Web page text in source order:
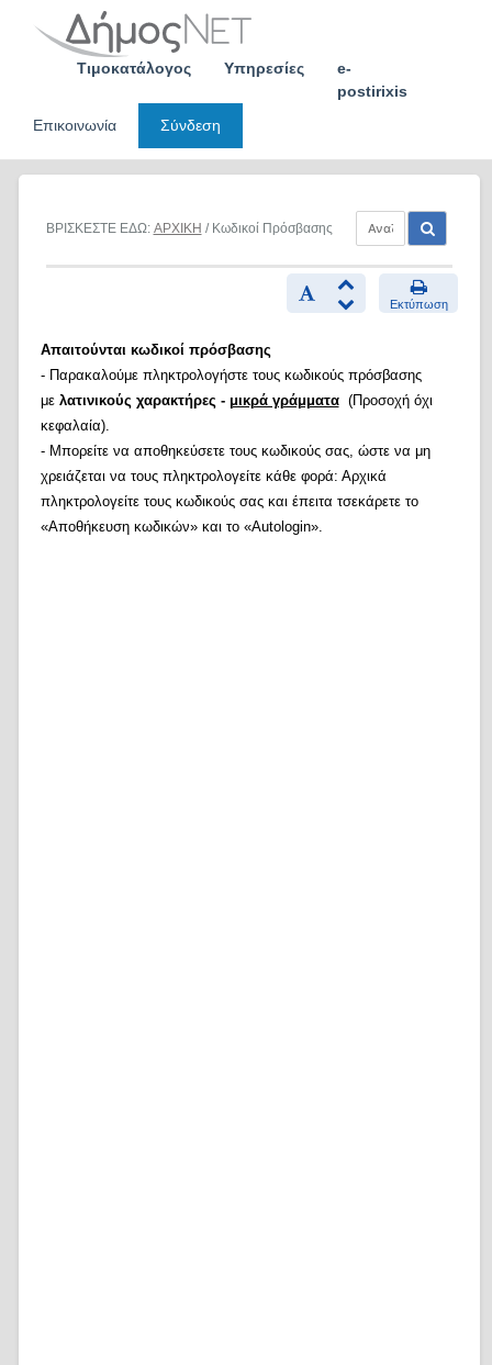
Τιμοκατάλογος Υπηρεσίες
e-
postirixis
Επικοινωνία
Σύνδεση
ΒΡΙΣΚΕΣΤΕ ΕΔΩ: ΑΡΧΙΚΗ / Κωδικοί Πρόσβασης
Εκτύπωση
Απαιτούνται κωδικοί πρόσβασης
- Παρακαλούμε πληκτρολογήστε τους κωδικούς πρόσβασης
με λατινικούς χαρακτήρες - μικρά γράμματα(Προσοχή όχι
κεφαλαία).
- Μπορείτε να αποθηκεύσετε τους κωδικούς σας, ώστε να μη
χρειάζεται να τους πληκτρολογείτε κάθε φορά: Αρχικά
πληκτρολογείτε τους κωδικούς σας και έπειτα τσεκάρετε το
«Αποθήκευση κωδικών» και το «Autologin».